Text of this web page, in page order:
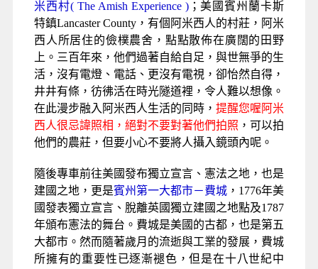
米西村( The Amish Experience )；美國賓州蘭卡斯
特鎮Lancaster County，有個阿米西人的村莊，阿米
西人所居住的儉樸農舍，點點散佈在廣闊的田野
上。三百年來，他們過著自給自足，與世無爭的生
活，沒有電燈、電話、更沒有電視，卻怡然自得，
井井有條，彷彿活在時光隧道裡，令人難以想像。
在此漫步融入阿米西人生活的同時，提醒您喔阿米
西人很忌諱照相，絕對不要對著他們拍照 ，可以拍
他們的農莊，但要小心不要將人攝入鏡頭內呢。
隨後專車前往美國發布獨立宣言、憲法之地，也是
建國之地，更是賓州第一大都市－費城 ，1776年美
國發表獨立宣言、脫離英國獨立建國之地點及1787
年頒布憲法的舞台。費城是美國的古都，也是第五
大都市。然而隨著歲月的流逝與工業的發展，費城
所擁有的重要性已逐漸褪色，但是在十八世紀中